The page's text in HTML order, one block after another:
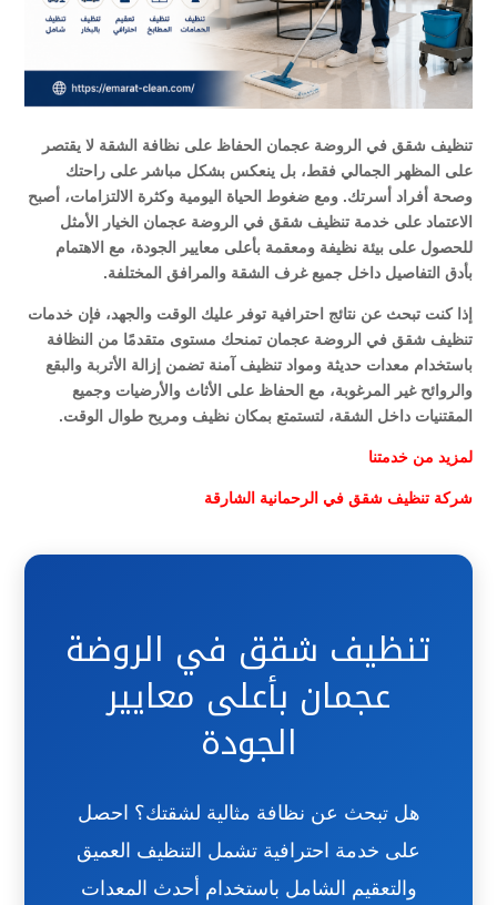
تنظيف شقق في الروضة عجمان الحفاظ على نظافة الشقة لا يقتصر
على المظهر الجمالي فقط، بل ينعكس بشكل مباشر على راحتك
وصحة أفراد أسرتك. ومع ضغوط الحياة اليومية وكثرة الالتزامات، أصبح
الاعتماد على خدمة تنظيف شقق في الروضة عجمان الخيار الأمثل
للحصول على بيئة نظيفة ومعقمة بأعلى معايير الجودة، مع الاهتمام
بأدق التفاصيل داخل جميع غرف الشقة والمرافق المختلفة.
إذا كنت تبحث عن نتائج احترافية توفر عليك الوقت والجهد، فإن خدمات
تنظيف شقق في الروضة عجمان تمنحك مستوى متقدمًا من النظافة
باستخدام معدات حديثة ومواد تنظيف آمنة تضمن إزالة الأتربة والبقع
والروائح غير المرغوبة، مع الحفاظ على الأثاث والأرضيات وجميع
المقتنيات داخل الشقة، لتستمتع بمكان نظيف ومريح طوال الوقت.
لمزيد من خدمتنا
شركة تنظيف شقق في الرحمانية الشارقة
تنظيف شقق في الروضة
عجمان بأعلى معايير
الجودة
هل تبحث عن نظافة مثالية لشقتك؟ احصل
على خدمة احترافية تشمل التنظيف العميق
والتعقيم الشامل باستخدام أحدث المعدات